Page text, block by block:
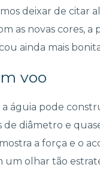
deixar de citar
as novas cores, a
ainda mais
voo
a águia pode
de diâmetro e
a força e o
um olhar tão